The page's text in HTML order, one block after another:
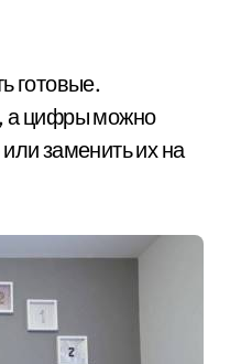
готовые.
а цифры можно
заменить их на